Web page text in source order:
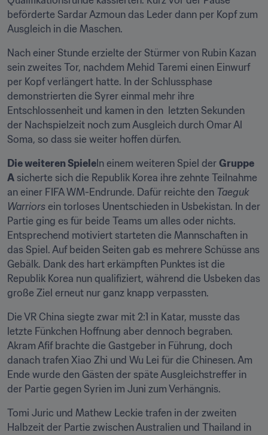
beförderte Sardar Azmoun das Leder dann per Kopf zum
Ausgleich in die Maschen.
Nach einer Stunde erzielte der Stürmer von Rubin Kazan
sein zweites Tor, nachdem Mehid Taremi einen Einwurf
per Kopf verlängert hatte. In der Schlussphase
demonstrierten die Syrer einmal mehr ihre
Entschlossenheit und kamen in den  letzten Sekunden
der Nachspielzeit noch zum Ausgleich durch Omar Al
Soma, so dass sie weiter hoffen dürfen.
Die weiteren Spiele In einem weiteren Spiel der Gruppe
A sicherte sich die Republik Korea ihre zehnte Teilnahme
an einer FIFA WM-Endrunde. Dafür reichte den Taeguk
Warriors ein torloses Unentschieden in Usbekistan. In der
Partie ging es für beide Teams um alles oder nichts.
Entsprechend motiviert starteten die Mannschaften in
das Spiel. Auf beiden Seiten gab es mehrere Schüsse ans
Gebälk. Dank des hart erkämpften Punktes ist die
Republik Korea nun qualifiziert, während die Usbeken das
große Ziel erneut nur ganz knapp verpassten.
Die VR China siegte zwar mit 2:1 in Katar, musste das
letzte Fünkchen Hoffnung aber dennoch begraben.
Akram Afif brachte die Gastgeber in Führung, doch
danach trafen Xiao Zhi und Wu Lei für die Chinesen. Am
Ende wurde den Gästen der späte Ausgleichstreffer in
der Partie gegen Syrien im Juni zum Verhängnis.
Tomi Juric und Mathew Leckie trafen in der zweiten